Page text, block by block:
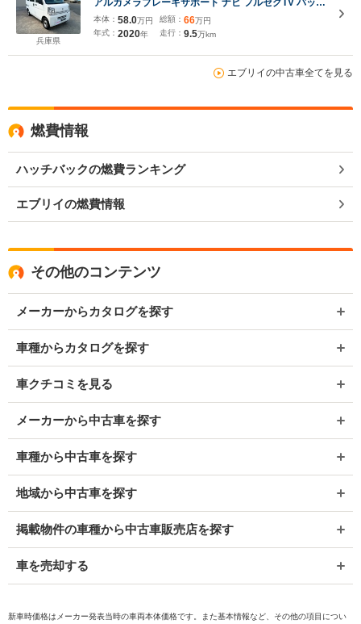
兵庫県
カメラ ETC 前後カメラドラレコ Bluetooth ブルート
ゥースキーレス
本体： 58.0万円
年式： 2020年
総額： 66万円
走行： 9.5万km
エブリイの中古車全てを見る
燃費情報
ハッチバックの燃費ランキング
エブリイの燃費情報
その他のコンテンツ
メーカーからカタログを探す
車種からカタログを探す
車クチコミを見る
メーカーから中古車を探す
車種から中古車を探す
地域から中古車を探す
掲載物件の車種から中古車販売店を探す
車を売却する
新車時価格はメーカー発表当時の車両本体価格です。また基本情報など、その他の項目につい